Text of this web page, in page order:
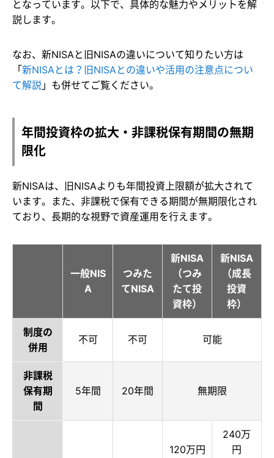
となっています。以下で、具体的な魅力やメリットを解
説します。
なお、新NISAと旧NISAの違いについて知りたい方は
「新NISAとは？旧NISAとの違いや活用の注意点につい
て解説 」も併せてご覧ください。
年間投資枠の拡大・非課税保有期間の無期
限化
新NISAは、旧NISAよりも年間投資上限額が拡大されて
います。また、非課税で保有できる期間が無期限化され
ており、長期的な視野で資産運用を行えます。
一般NIS
A
つみた
てNISA
新NISA
（つみ
たて投
資枠）
新NISA
（成長
投資
枠）
制度の
併用
不可 不可 可能
非課税
保有期
間
5年間 20年間 無期限
120万円
240万
円